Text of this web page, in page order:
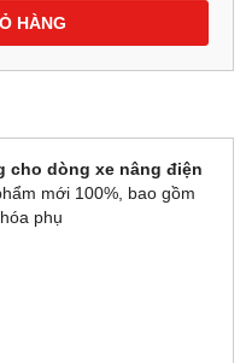
HÀNG
cho dòng xe nâng điện
mới 100%, bao gồm
phụ